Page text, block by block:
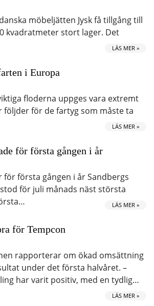
möbeljätten Jysk få tillgång till
kvadratmeter stort lager. Det
LÄS MER »
i Europa
floderna uppges vara extremt
följder för de fartyg som måste ta
LÄS MER »
för första gången i år
för första gången i år Sandbergs
för juli månads näst största
LÄS MER »
för Tempcon
rapporterar om ökad omsättning
under det första halvåret. –
har varit positiv, med en tydlig…
LÄS MER »